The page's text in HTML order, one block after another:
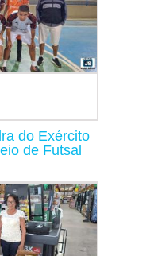
do Exército
de Futsal